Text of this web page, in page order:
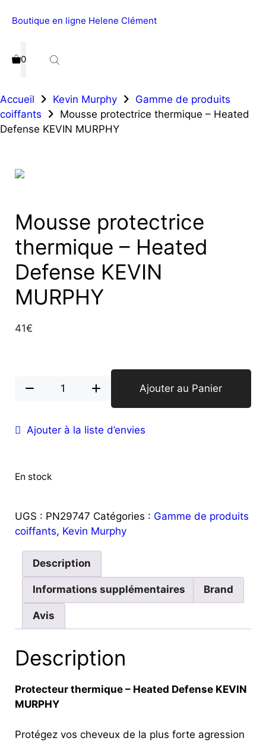
Boutique en ligne Helene Clément
0
Accueil Kevin Murphy
Gamme de produits
coiffants
Mousse protectrice thermique – Heated
Defense KEVIN MURPHY
Mousse protectrice
thermique – Heated
Defense KEVIN
MURPHY
41€
Ajouter au Panier
Ajouter à la liste d’envies
En stock
UGS : PN29747 Catégories : Gamme de produits
coiffants, Kevin Murphy
Description
Informations supplémentaires Brand
Avis
Description
Protecteur thermique – Heated Defense KEVIN
MURPHY
Protégez vos cheveux de la plus forte agression